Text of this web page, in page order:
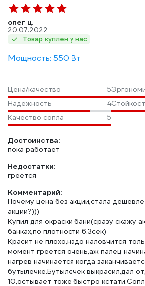
олег ц.
20.07.2022
Товар куплен у нас
Мощность: 550 Вт
Цена/качество 5
Надежность
4
Качество сопла
5
Достоинства:
пока работает
Недостатки:
греется
Комментарий:
Почему цена без акции,стала
акции?)))
Купил для окраски бани(сразу скажу
банках,по плотности 6.3сек)
Красит не плохо,надо наловчится
момент греется очень,аж палец
нагрев начинается когда
бутылечке.Бутылечек выкрасил,дал
10,остывает тоже быстро